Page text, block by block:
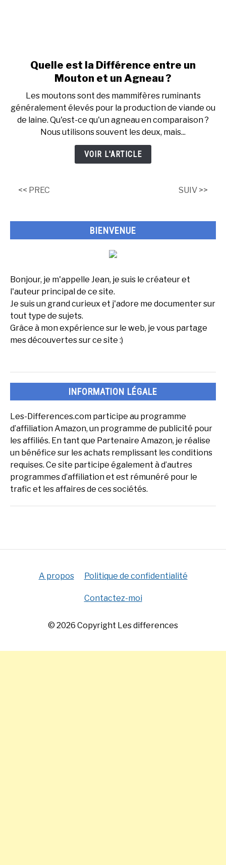
link
to
est
la
Différence
entre
un
Quelle est la Différence entre un
Mouton et un Agneau ?
Les moutons sont des mammifères ruminants
généralement élevés pour la production de viande ou
de laine. Qu'est-ce qu'un agneau en comparaison ?
Nous utilisons souvent les deux, mais...
VOIR L'ARTICLE
<< PREC SUIV >>
BIENVENUE
Bonjour, je m'appelle Jean, je suis le créateur et
l'auteur principal de ce site.
Je suis un grand curieux et j'adore me documenter sur
tout type de sujets.
Grâce à mon expérience sur le web, je vous partage
mes découvertes sur ce site :)
INFORMATION LÉGALE
Les-Differences.com participe au programme
d’affiliation Amazon, un programme de publicité pour
les affiliés. En tant que Partenaire Amazon, je réalise
un bénéfice sur les achats remplissant les conditions
requises. Ce site participe également à d’autres
programmes d’affiliation et est rémunéré pour le
trafic et les affaires de ces sociétés.
A propos Politique de confidentialité
Contactez-moi
© 2026 Copyright Les differences